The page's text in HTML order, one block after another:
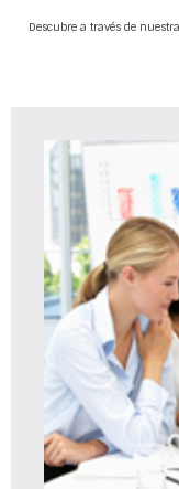
Descubre a través de